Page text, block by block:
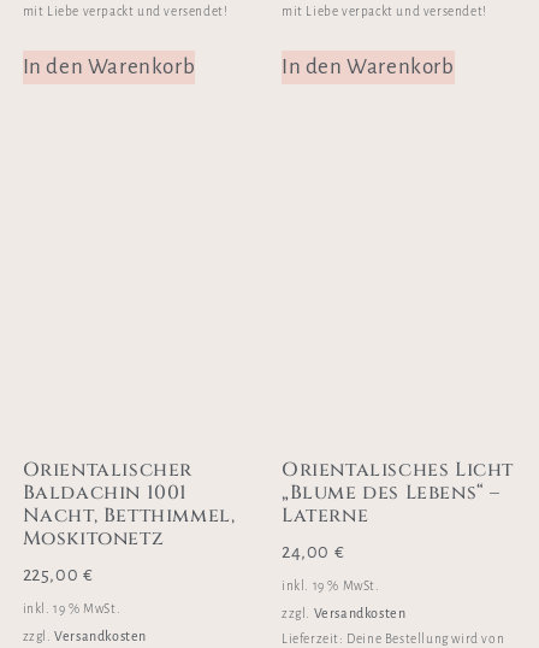
mit Liebe verpackt und versendet!
In den Warenkorb
mit Liebe verpackt und versendet!
In den Warenkorb
Orientalischer
Baldachin 1001
Nacht, Betthimmel,
Moskitonetz
225,00 €
inkl. 19 % MwSt.
zzgl.Versandkosten
Orientalisches Licht
„Blume des Lebens“ –
Laterne
24,00 €
inkl. 19 % MwSt.
zzgl. Versandkosten
Lieferzeit: Deine Bestellung wird von